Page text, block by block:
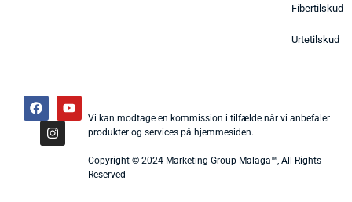
Fibertilskud
Urtetilskud
Vi kan modtage en kommission i tilfælde når vi anbefaler
produkter og services på hjemmesiden.
Copyright © 2024 Marketing Group Malaga™, All Rights
Reserved